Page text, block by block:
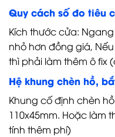
Quy cách số đo tiêu
Kích thước cửa:
nhỏ hơn đồng giá,
thì phải làm thêm ô fix
Hệ khung chèn hồ,
Khung cố định chèn
110x45mm. Hoặc làm
tính thêm phí)